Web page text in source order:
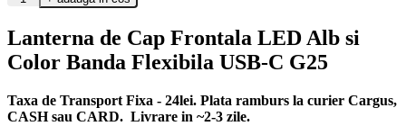
Lanterna de Cap Frontala LED Alb si
Color Banda Flexibila USB-C G25
Taxa de Transport Fixa - 24lei. Plata ramburs la curier Cargus,
CASH sau CARD. Livrare in ~2-3 zile.